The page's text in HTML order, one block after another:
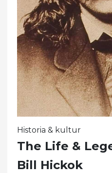
Historia & kultur
The Life &
Bill Hickok